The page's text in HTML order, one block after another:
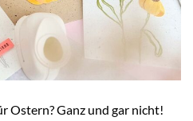
Ostern? Ganz und gar nicht!